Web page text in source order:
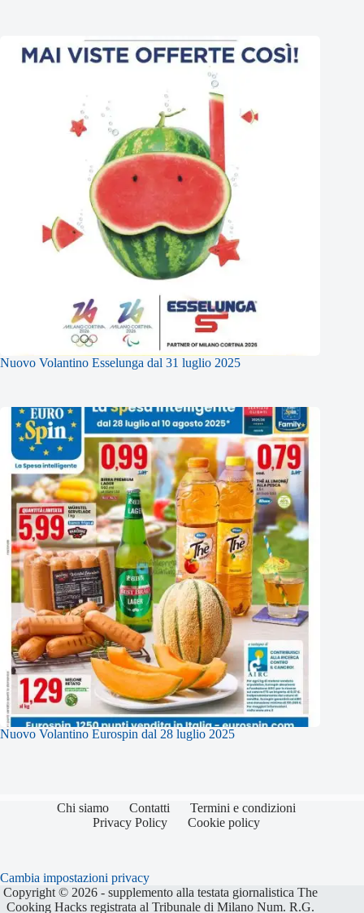
Nuovo Volantino Esselunga dal 31 luglio 2025
Nuovo Volantino Eurospin dal 28 luglio 2025
Chi siamo Contatti
Termini e condizioni
Privacy Policy
Cookie policy
Cambia impostazioni privacy
Copyright © 2026 - supplemento alla testata giornalistica The
Cooking Hacks registrata al Tribunale di Milano Num. R.G.